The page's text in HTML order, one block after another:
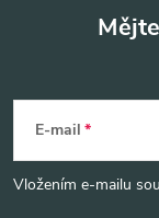
p
E-mail
Vložením e-mailu